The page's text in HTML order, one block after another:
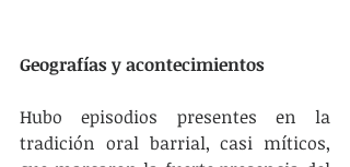
Geografías y acontecimientos
Hubo episodios presentes en la
tradición oral barrial, casi míticos,